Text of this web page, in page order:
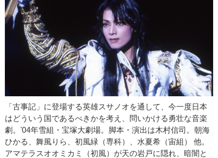
「古事記」に登場する英雄スサノオを通して、今一度日本
はどういう国であるべきかを考え、問いかける勇壮な音楽
劇。'04年雪組・宝塚大劇場。脚本・演出は木村信司。朝海
ひかる、舞風りら、初風緑（専科）、水夏希（宙組） 他。
アマテラスオオミカミ（初風）が天の岩戸に隠れ、暗闇と